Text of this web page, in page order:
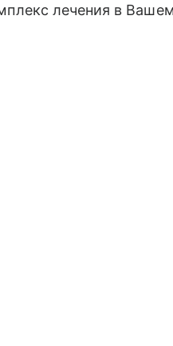
лечения в